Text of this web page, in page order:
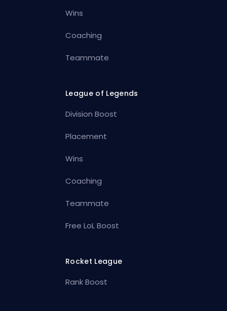
Wins
Coaching
Teammate
League of Legends
Division Boost
Placement
Wins
Coaching
Teammate
Free LoL Boost
Rocket League
Rank Boost